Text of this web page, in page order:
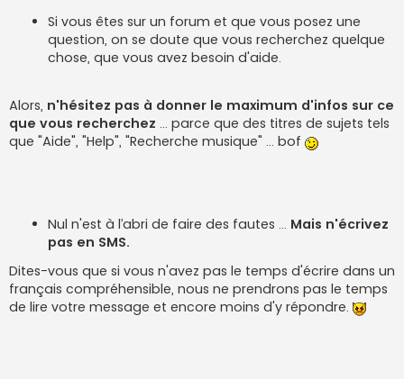
Si vous êtes sur un forum et que vous posez une
question, on se doute que vous recherchez quelque
chose, que vous avez besoin d'aide.
Alors, n'hésitez pas à donner le maximum d'infos sur ce
que vous recherchez ... parce que des titres de sujets tels
que "Aide", "Help", "Recherche musique" ... bof
Nul n'est à l’abri de faire des fautes … Mais n'écrivez
pas en SMS.
Dites-vous que si vous n'avez pas le temps d'écrire dans un
français compréhensible, nous ne prendrons pas le temps
de lire votre message et encore moins d'y répondre.